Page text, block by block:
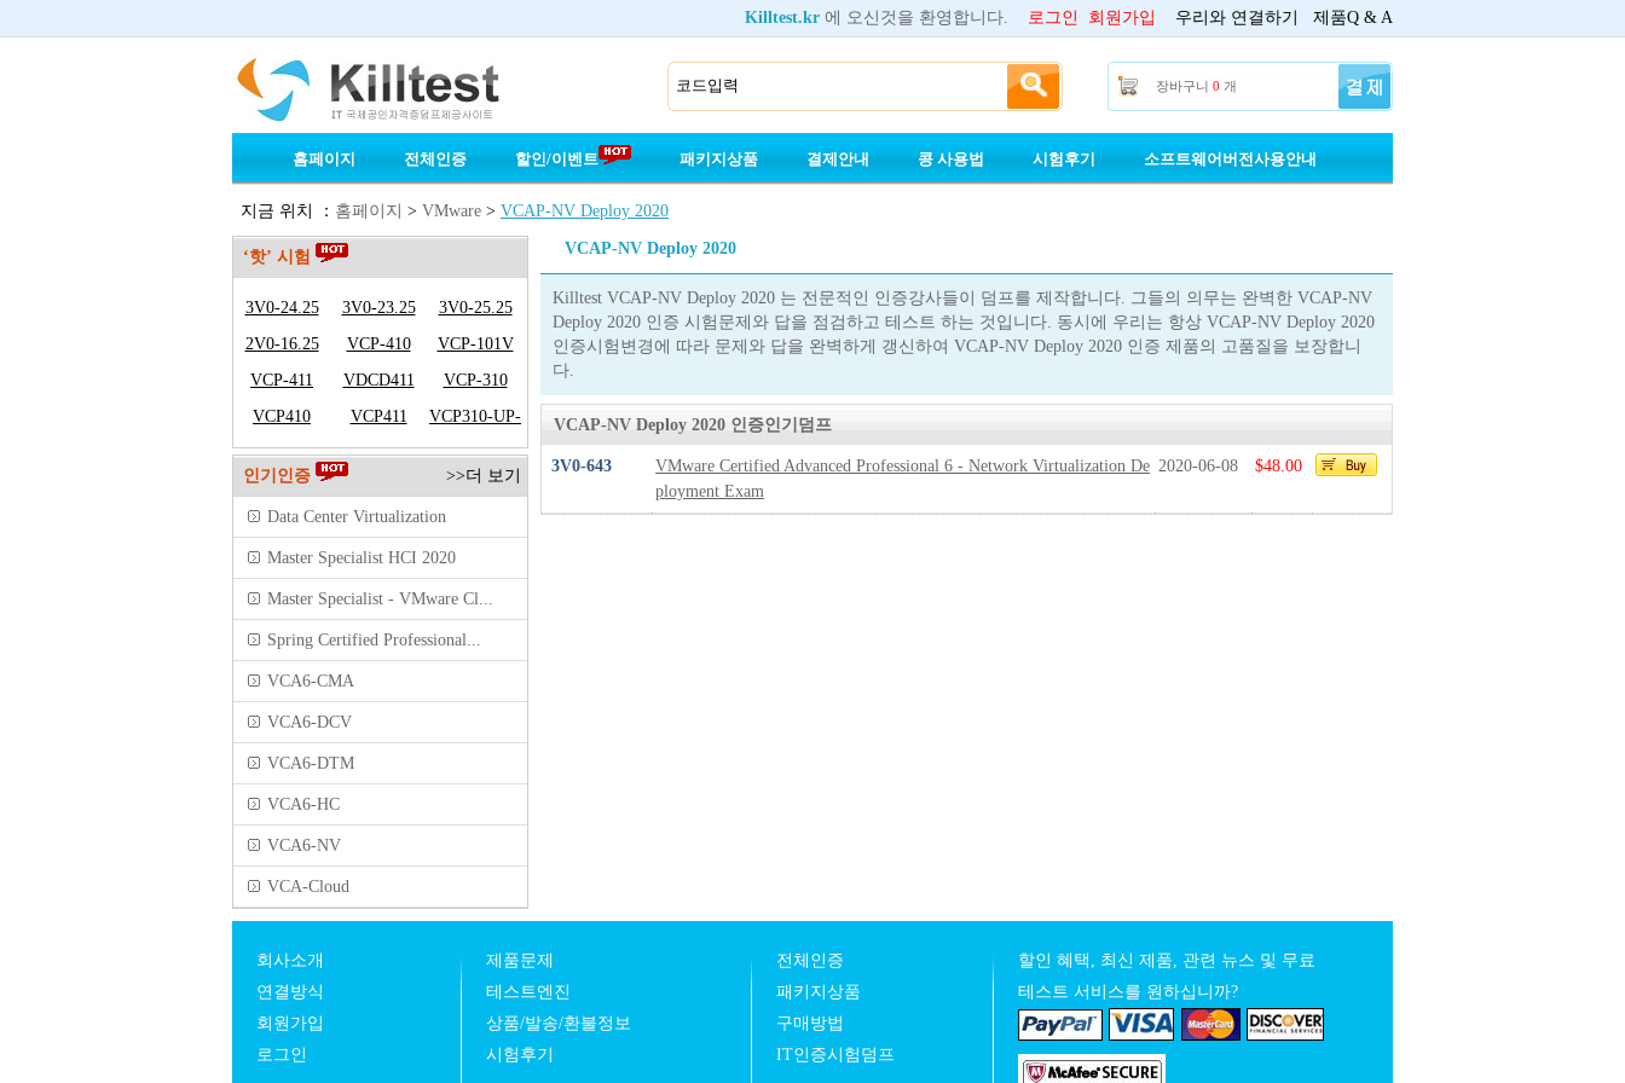
Killtest.kr 에 오신것을 환영합니다. 로그인 회원가입 우리와 연결하기 제품Q & A
장바구니 0 개
홈페이지 전체인증 할인/이벤트 패키지상품 결제안내 콩 사용법 시험후기 소프트웨어버전사용안내
지금 위치 ： 홈페이지 > VMware > VCAP-NV Deploy 2020
‘핫’ 시험
3V0-24.25 3V0-23.25
3V0-25.25
2V0-16.25
VCP-410
VCP-101V
VCP-411
VDCD411
VCP-310
VCP410
VCP411
VCP310-UP-
VCP410
>>더 보기
인기인증
Data Center Virtualization
Master Specialist HCI 2020
Master Specialist - VMware Cl...
Spring Certified Professional...
VCA6-CMA
VCA6-DCV
VCA6-DTM
VCA6-HC
VCA6-NV
VCA-Cloud
VCAP-NV Deploy 2020
Killtest VCAP-NV Deploy 2020 는 전문적인 인증강사들이 덤프를 제작합니다. 그들의 의무는 완벽한 VCAP-NV
Deploy 2020 인증 시험문제와 답을 점검하고 테스트 하는 것입니다. 동시에 우리는 항상 VCAP-NV Deploy 2020
인증시험변경에 따라 문제와 답을 완벽하게 갱신하여 VCAP-NV Deploy 2020 인증 제품의 고품질을 보장합니
다.
VCAP-NV Deploy 2020 인증인기덤프
3V0-643
VMware Certified Advanced Professional 6 - Network Virtualization De
ployment Exam
2020-06-08 $48.00
회사소개
연결방식
회원가입
로그인
제품문제
테스트엔진
상품/발송/환불정보
시험후기
전체인증
패키지상품
구매방법
IT인증시험덤프
할인 혜택, 최신 제품, 관련 뉴스 및 무료
테스트 서비스를 원하십니까?